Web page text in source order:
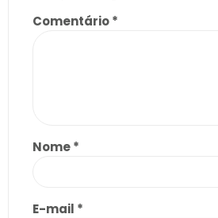
Comentário*
Nome*
E-mail *